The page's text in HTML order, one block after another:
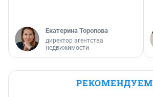
Екатерина Торопова
директор агентства
недвижимости
РЕКОМЕНДУЕМ